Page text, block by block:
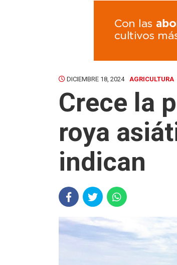
DICIEMBRE 18, 2024 AGRICULTURA
Crece la
roya
indican